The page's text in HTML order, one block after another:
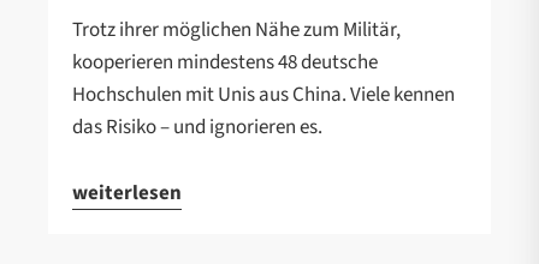
Trotz ihrer möglichen Nähe zum Militär,
kooperieren mindestens 48 deutsche
Hochschulen mit Unis aus China. Viele kennen
das Risiko – und ignorieren es.
weiterlesen